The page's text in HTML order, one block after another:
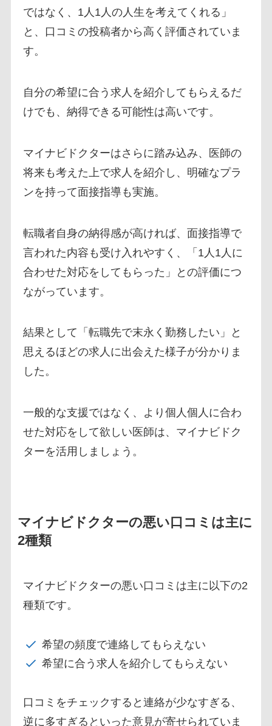
ではなく、1人1人の人生を考えてくれる」
と、口コミの投稿者から高く評価されていま
す。
自分の希望に合う求人を紹介してもらえるだ
けでも、納得できる可能性は高いです。
マイナビドクターはさらに踏み込み、医師の
将来も考えた上で求人を紹介し、明確なプラ
ンを持って面接指導も実施。
転職者自身の納得感が高ければ、面接指導で
言われた内容も受け入れやすく、「1人1人に
合わせた対応をしてもらった」との評価につ
ながっています。
結果として「転職先で末永く勤務したい」と
思えるほどの求人に出会えた様子が分かりま
した。
一般的な支援ではなく、より個人個人に合わ
せた対応をして欲しい医師は、マイナビドク
ターを活用しましょう。
マイナビドクターの悪い口コミは主に
2種類
マイナビドクターの悪い口コミは主に以下の2
種類です。
希望の頻度で連絡してもらえない
希望に合う求人を紹介してもらえない
口コミをチェックすると連絡が少なすぎる、
逆に多すぎるといった意見が寄せられていま